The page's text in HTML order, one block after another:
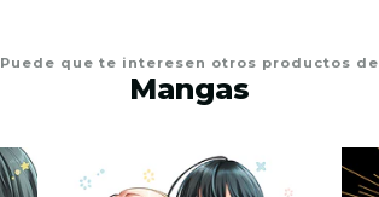
Puede que te interesen otros productos de
Mangas